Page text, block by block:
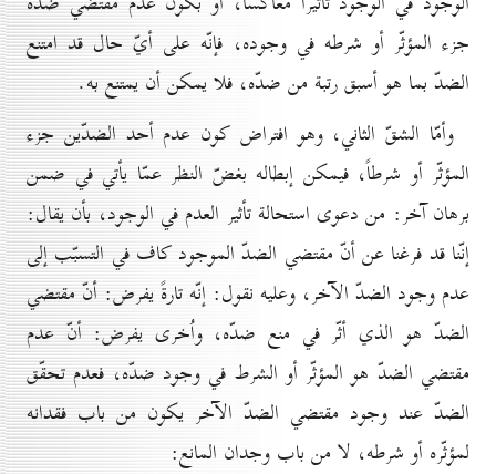
جزء المؤثّر أو شرطه في وجوده، فإنّه على أيّ حال قد امتنع
الضدّ بما هو أسبق رتبة من ضدّه، فلا يمكن أن يمتنع به.
وأمّا الشقّ الثاني، وهو افتراض كون عدم أحد الضدّين جزء
المؤثّر أو شرطاً، فيمكن إبطاله بغضّ النظر عمّا يأتي في ضمن
برهان آخر: من دعوى استحالة تأثير العدم في الوجود، بأن يقال:
إنّنا قد فرغنا عن أنّ مقتضي الضدّ الموجود كاف في التسبّب إلى
عدم وجود الضدّ الآخر، وعليه نقول: إنّه تارةً يفرض: أنّ مقتضي
الضدّ هو الذي أثّر في منع ضدّه، واُخرى يفرض: أنّ عدم
مقتضي الضدّ هو المؤثّر أو الشرط في وجود ضدّه، فعدم تحقّق
الضدّ عند وجود مقتضي الضدّ الآخر يكون من باب فقدانه
لمؤثّره أو شرطه، لا من باب وجدان المانع: